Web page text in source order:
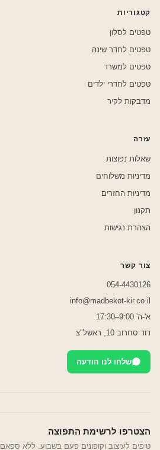
קטגוריות
טפטים לסלון
טפטים לחדר שינה
טפטים למשרד
טפטים לחדרי ילדים
מדבקות לקיר
עזרה
שאלות נפוצות
מדיניות משלוחים
מדיניות החזרים
תקנון
הצהרת נגישות
צור קשר
054-4430126
info@madbekot-kir.co.il
א'-ה' 9:00–17:30
דוד סחרוב 10, ראשל"צ
שלחו לנו הודעה
הצטרפו לרשימת התפוצה
טיפים לעיצוב וקופונים פעם בשבוע. ללא ספאם.